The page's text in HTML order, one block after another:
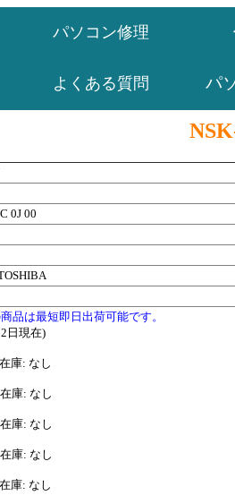
パソコン修理
よくある質問 パ
0J 00
品は最短即日出荷可能です。
日現在)
庫: なし
庫: なし
庫: なし
庫: なし
庫: なし